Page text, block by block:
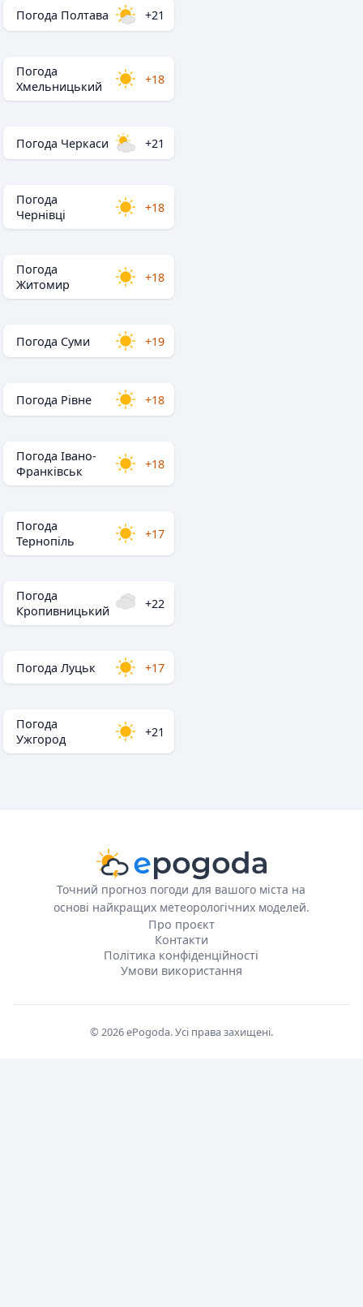
Погода Полтава +21
Погода
Хмельницький
+18
Погода Черкаси +21
Погода
Чернівці
+18
Погода
Житомир
+18
Погода Суми +19
Погода Рівне +18
Погода Івано-
Франківськ
+18
Погода
Тернопіль
+17
Погода
Кропивницький
+22
Погода Луцьк +17
Погода
Ужгород
+21
Точний прогноз погоди для вашого міста на
основі найкращих метеорологічних моделей.
Про проєкт
Контакти
Політика конфіденційності
Умови використання
© 2026 ePogoda. Усі права захищені.